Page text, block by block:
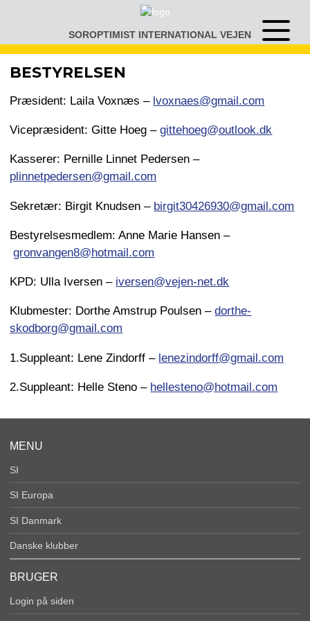
SOROPTIMIST INTERNATIONAL VEJEN
Åben
eller
luk
BESTYRELSEN
Præsident: Laila Voxnæs – lvoxnaes@gmail.com
Vicepræsident: Gitte Hoeg –gittehoeg@outlook.dk
Kasserer: Pernille Linnet Pedersen –
plinnetpedersen@gmail.com
Sekretær: Birgit Knudsen – birgit30426930@gmail.com
Bestyrelsesmedlem: Anne Marie Hansen –
gronvangen8@hotmail.com
KPD: Ulla Iversen – iversen@vejen-net.dk
Klubmester: Dorthe Amstrup Poulsen –dorthe-
skodborg@gmail.com
1.Suppleant: Lene Zindorff – lenezindorff@gmail.com
2.Suppleant: Helle Steno – hellesteno@hotmail.com
MENU
SI
SI Europa
SI Danmark
Danske klubber
BRUGER
Login på siden